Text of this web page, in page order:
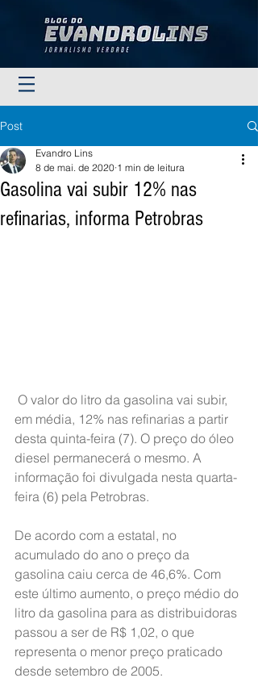
Post
Gasolina vai subir 12% nas
refinarias, informa Petrobras
Evandro Lins
8 de mai. de 2020 1 min de leitura
O valor do litro da gasolina vai subir,
em média, 12% nas refinarias a partir
desta quinta-feira (7). O preço do óleo
diesel permanecerá o mesmo. A
informação foi divulgada nesta quarta-
feira (6) pela Petrobras.
De acordo com a estatal, no
acumulado do ano o preço da
gasolina caiu cerca de 46,6%. Com
este último aumento, o preço médio do
litro da gasolina para as distribuidoras
passou a ser de R$ 1,02, o que
representa o menor preço praticado
desde setembro de 2005.